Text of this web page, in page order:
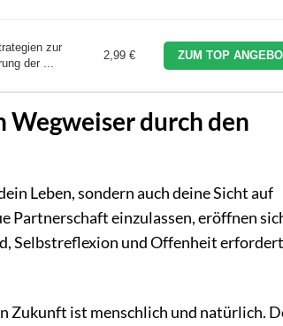
zur
der ...
2,99 € ZUM TOP
Wegweiser durch den
Leben, sondern auch deine Sicht auf
Partnerschaft einzulassen, eröffnen
Selbstreflexion und Offenheit
Zukunft ist menschlich und natürlich.